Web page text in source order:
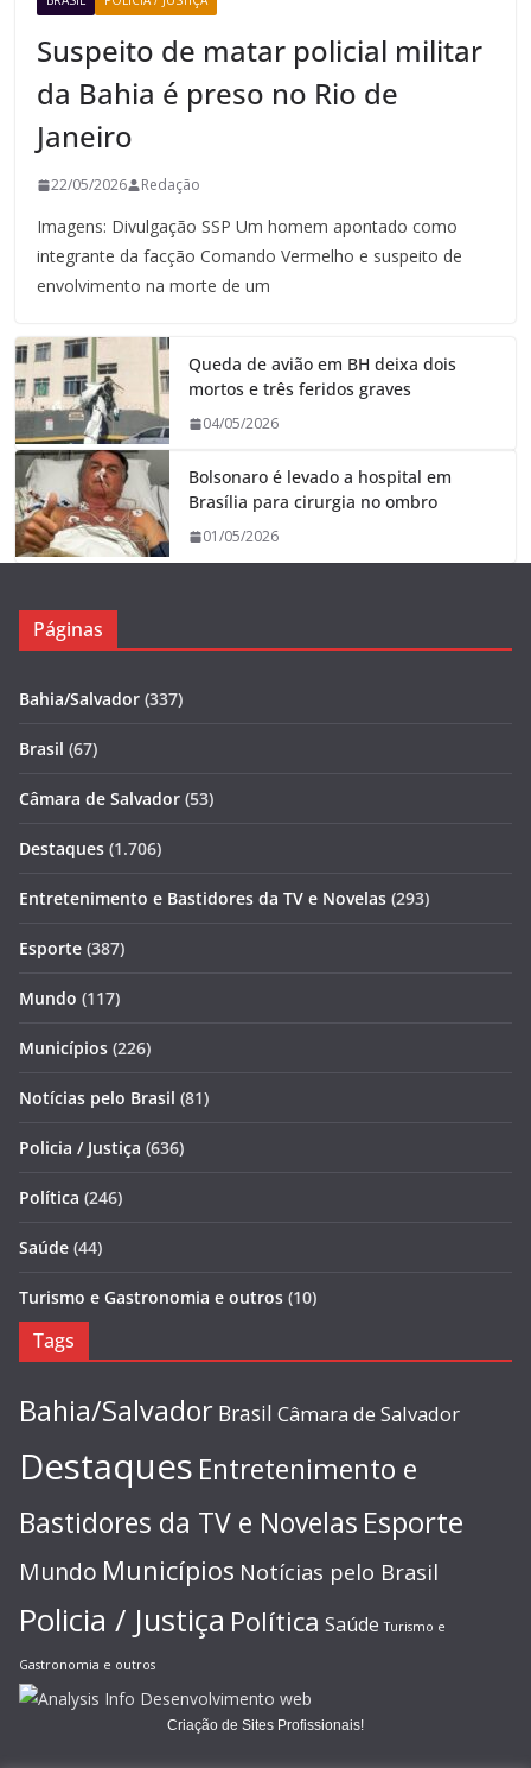
Suspeito de matar policial militar
da Bahia é preso no Rio de
Janeiro
22/05/2026 Redação
Imagens: Divulgação SSP Um homem apontado como
integrante da facção Comando Vermelho e suspeito de
envolvimento na morte de um
Queda de avião em BH deixa dois
mortos e três feridos graves
04/05/2026
Bolsonaro é levado a hospital em
Brasília para cirurgia no ombro
01/05/2026
Páginas
Bahia/Salvador (337)
Brasil (67)
Câmara de Salvador (53)
Destaques (1.706)
Entretenimento e Bastidores da TV e Novelas (293)
Esporte (387)
Mundo (117)
Municípios (226)
Notícias pelo Brasil (81)
Policia / Justiça (636)
Política (246)
Saúde (44)
Turismo e Gastronomia e outros (10)
Tags
Bahia/Salvador Brasil Câmara de Salvador
Destaques Entretenimento e
Bastidores da TV e Novelas Esporte
Mundo Municípios Notícias pelo Brasil
Policia / Justiça Política Saúde Turismo e
Gastronomia e outros
Criação de Sites Profissionais!